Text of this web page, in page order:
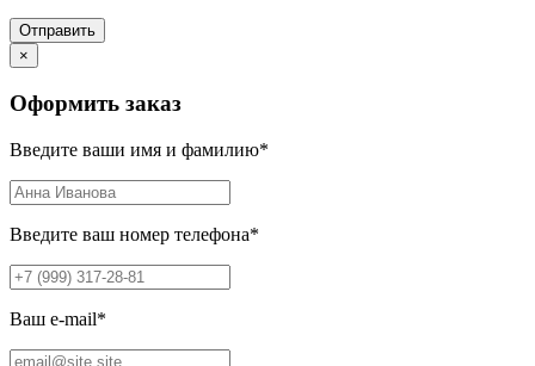
Отправить
×
Оформить заказ
Введите ваши имя и фамилию*
Введите ваш номер телефона*
Ваш e-mail*